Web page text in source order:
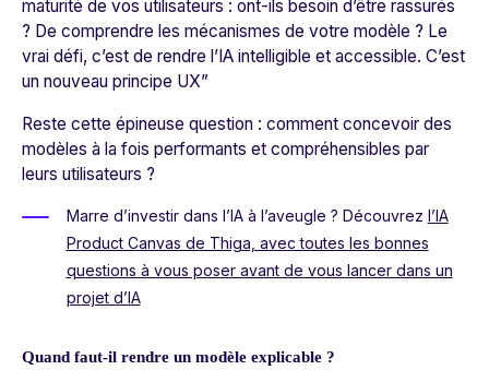
maturité de vos utilisateurs : ont-ils besoin d’être rassurés
? De comprendre les mécanismes de votre modèle ? Le
vrai défi, c’est de rendre l’IA intelligible et accessible. C’est
un nouveau principe UX”
Reste cette épineuse question : comment concevoir des
modèles à la fois performants et compréhensibles par
leurs utilisateurs ?
Marre d’investir dans l’IA à l’aveugle ? Découvrez l’IA
Product Canvas de Thiga, avec toutes les bonnes
questions à vous poser avant de vous lancer dans un
projet d’IA
Quand faut-il rendre un modèle explicable ?